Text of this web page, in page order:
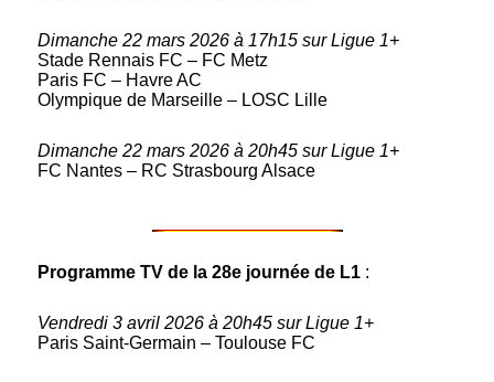
Dimanche 22 mars 2026 à 17h15 sur Ligue 1+
Stade Rennais FC – FC Metz
Paris FC – Havre AC
Olympique de Marseille – LOSC Lille
Dimanche 22 mars 2026 à 20h45 sur Ligue 1+
FC Nantes – RC Strasbourg Alsace
Programme TV de la 28e journée de L1 :
Vendredi 3 avril 2026 à 20h45 sur Ligue 1+
Paris Saint-Germain – Toulouse FC